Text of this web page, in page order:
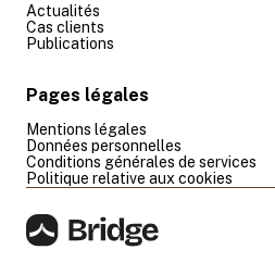
Actualités
Cas clients
Publications
Pages légales
Mentions légales
Données personnelles
Conditions générales de services
Politique relative aux cookies